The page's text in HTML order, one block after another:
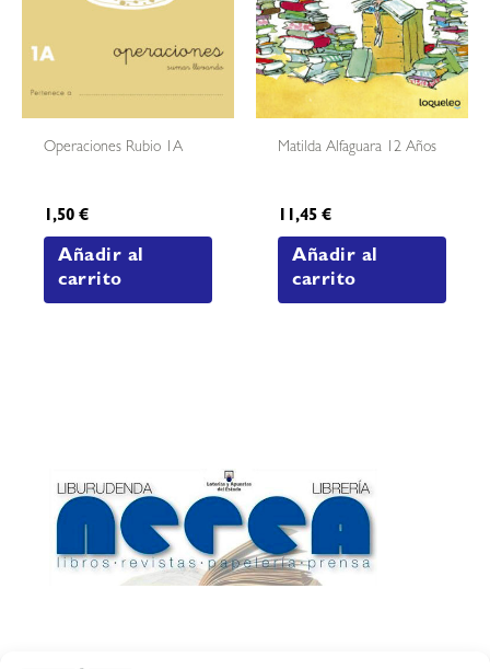
Operaciones Rubio 1A
1,50€
Añadir al
carrito
Matilda Alfaguara 12 Años
11,45€
Añadir al
carrito